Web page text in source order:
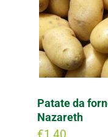
Patate da
Nazareth